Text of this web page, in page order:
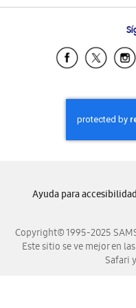
Copyright© 1995-2025
Este sitio se ve mejor en
Safari
Ayuda para accesibilidad